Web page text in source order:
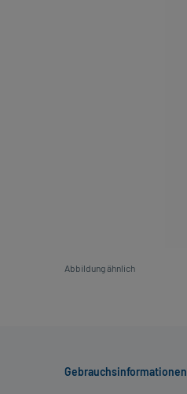
Abbildung ähnlich
Gebrauchsinformationen